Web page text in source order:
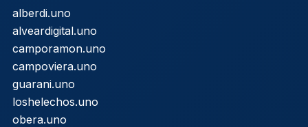
alberdi.uno
alveardigital.uno
camporamon.uno
campoviera.uno
guarani.uno
loshelechos.uno
obera.uno